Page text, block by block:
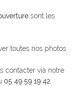
commerciales à
à tout moment en
sont les
toutes nos photos
contacter via notre
05 49 59 19 42